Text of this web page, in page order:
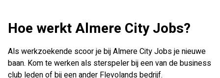
Hoe werkt Almere City Jobs?
Als werkzoekende scoor je bij Almere City Jobs je nieuwe
baan. Kom te werken als sterspeler bij een van de business
club leden of bij een ander Flevolands bedrijf.